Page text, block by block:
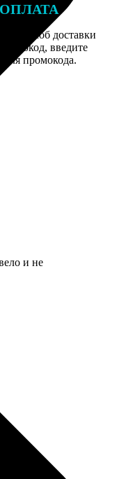
способ доставки
промокод, введите
для промокода.
и не